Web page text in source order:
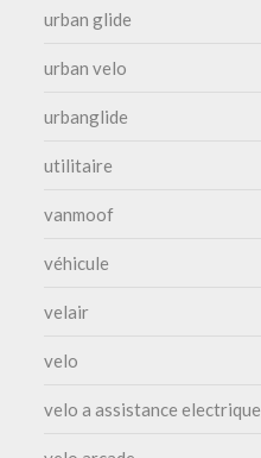
urban glide
urban velo
urbanglide
utilitaire
vanmoof
véhicule
velair
velo
velo a assistance electrique